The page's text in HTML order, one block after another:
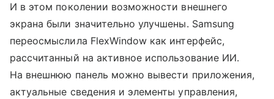
И в этом поколении возможности внешнего
экрана были значительно улучшены. Samsung
переосмыслила FlexWindow как интерфейс,
рассчитанный на активное использование ИИ.
На внешнюю панель можно вывести приложения,
актуальные сведения и элементы управления,